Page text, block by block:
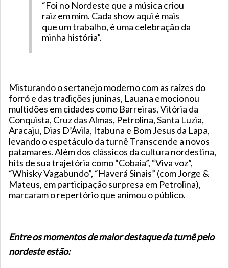
“Foi no Nordeste que a música criou
raiz em mim. Cada show aqui é mais
que um trabalho, é uma celebração da
minha história”.
Misturando o sertanejo moderno com as raízes do
forró e das tradições juninas, Lauana emocionou
multidões em cidades como Barreiras, Vitória da
Conquista, Cruz das Almas, Petrolina, Santa Luzia,
Aracaju, Dias D’Ávila, Itabuna e Bom Jesus da Lapa,
levando o espetáculo da turnê Transcende a novos
patamares. Além dos clássicos da cultura nordestina,
hits de sua trajetória como “Cobaia”, “Viva voz”,
“Whisky Vagabundo”, “Haverá Sinais” (com Jorge &
Mateus, em participação surpresa em Petrolina),
marcaram o repertório que animou o público.
Entre os momentos de maior destaque da turnê pelo
nordeste estão: